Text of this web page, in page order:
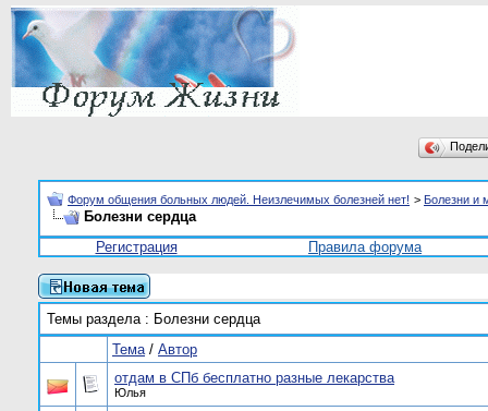
Форум общения больных людей. Неизлечимых болезней нет! > Болезни и
Болезни сердца
Регистрация
Правила форума
Темы раздела: Болезни сердца
Тема/ Автор
отдам в СПб бесплатно разные лекарства
Юлья